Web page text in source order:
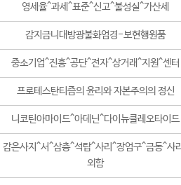
영세율^과세^표준^신고^불성실^가산세
감지금니대방광불화엄경-보현행원품
중소기업^진흥^공단^전자^상거래^지원^센터
프로테스탄티즘의 윤리와 자본주의의 정신
니코틴아마이드^아데닌^다이뉴클레오타이드
감은사지^서^삼층^석탑^사리^장엄구^금동^사
외함